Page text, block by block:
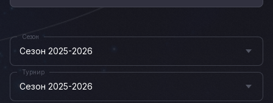
Сезон 2025-2026
Сезон
Сезон 2025-2026
Турнир